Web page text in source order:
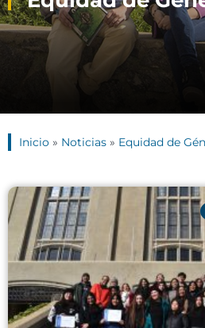
Inicio » Noticias » Equidad de